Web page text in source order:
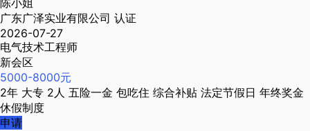
陈小姐
广东广泽实业有限公司 认证
2026-07-27
电气技术工程师
新会区
5000-8000元
2年 大专 2人 五险一金 包吃住 综合补贴 法定节假日 年终奖金
休假制度
申请